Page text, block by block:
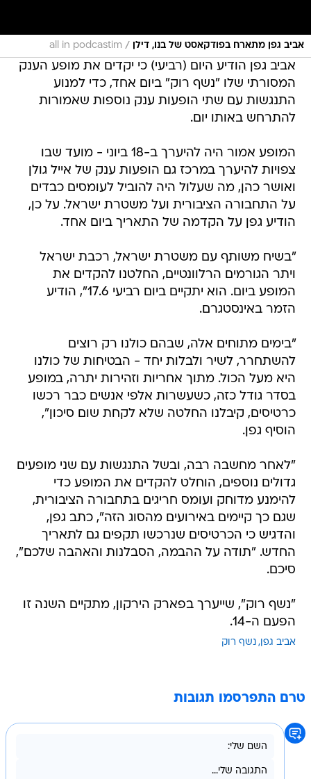
אביב גפן מתארח בפודקאסט של בנו, דילן /
all in podcastim
אביב גפן הודיע היום (רביעי) כי יקדים את מופע הענק
המסורתי שלו "נשף רוק" ביום אחד, כדי למנוע
התנגשות עם שתי הופעות ענק נוספות שאמורות
להתרחש באותו יום.
המופע אמור היה להיערך ב-18 ביוני - מועד שבו
צפויות להיערך במרכז גם הופעות ענק של אייל גולן
ואושר כהן, מה שעלול היה להוביל לעומסים כבדים
על התחבורה הציבורית ועל משטרת ישראל. על כן,
הודיע גפן על הקדמה של התאריך ביום אחד.
"בשיח משותף עם משטרת ישראל, רכבת ישראל
ויתר הגורמים הרלוונטיים, החלטנו להקדים את
המופע ביום. הוא יתקיים ביום רביעי 17.6", הודיע
הזמר באינסטגרם.
"בימים מתוחים אלה, שבהם כולנו רק רוצים
להשתחרר, לשיר ולבלות יחד - הבטיחות של כולנו
היא מעל הכול. מתוך אחריות וזהירות יתרה, במופע
בסדר גודל כזה, כשעשרות אלפי אנשים כבר רכשו
כרטיסים, קיבלנו החלטה שלא לקחת שום סיכון",
הוסיף גפן.
"לאחר מחשבה רבה, ובשל התנגשות עם שני מופעים
גדולים נוספים, הוחלט להקדים את המופע כדי
להימנע מדוחק ועומס חריגים בתחבורה הציבורית,
שגם כך קיימים באירועים מהסוג הזה", כתב גפן,
והדגיש כי הכרטיסים שנרכשו תקפים גם לתאריך
החדש. "תודה על ההבמה, הסבלנות והאהבה שלכם",
סיכם.
"נשף רוק", שייערך בפארק הירקון, מתקיים השנה זו
הפעם ה-14.
אביב גפן נשף רוק
טרם התפרסמו תגובות